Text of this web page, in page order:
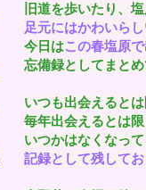
旧道を歩いたり、
足元にはかわいら
今日はこの春塩原
忘備録としてまと
いつも出会えると
毎年出会えるとは
いつかはなくなっ
記録として残して